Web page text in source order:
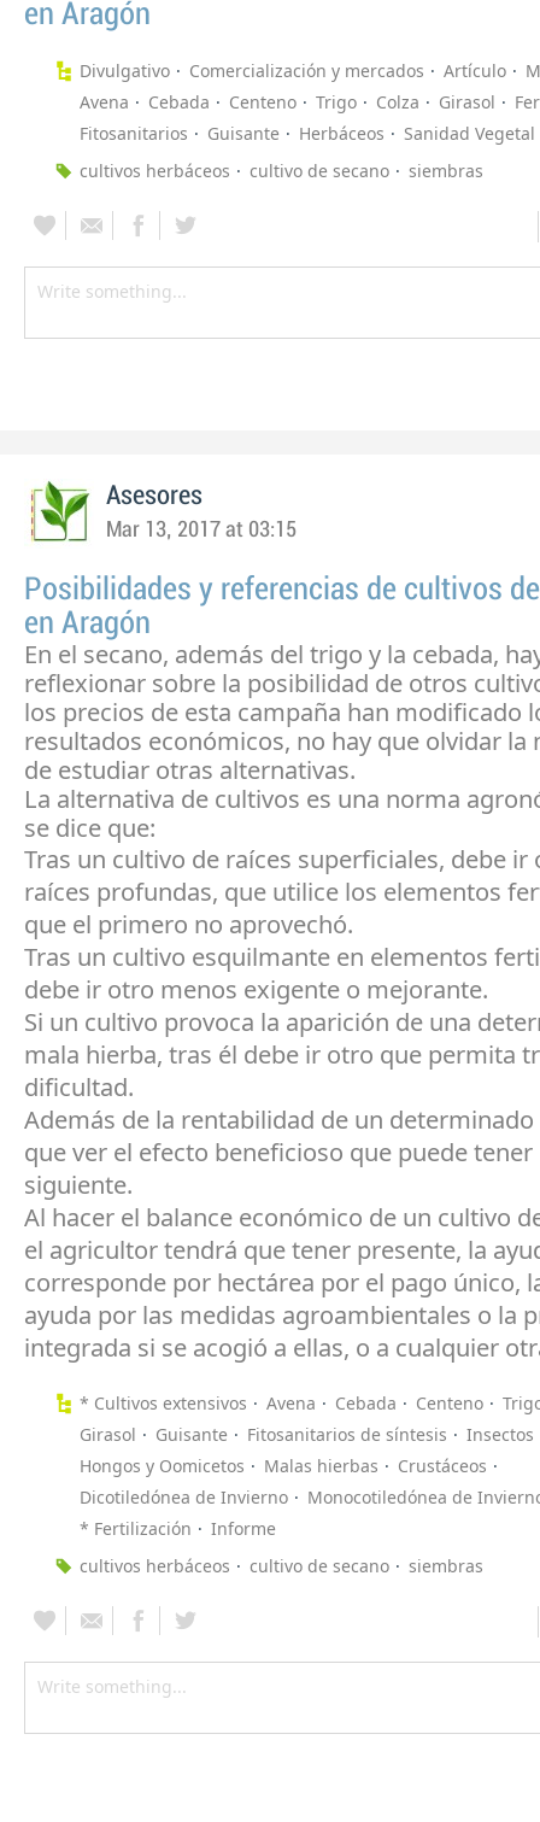
en Aragón
Divulgativo Comercialización y mercados Artículo
Avena
Cebada Centeno Trigo Colza Girasol
Fitosanitarios
Guisante Herbáceos
Sanidad Vegetal
cultivos herbáceos
cultivo de secano siembras
Asesores
Mar 13, 2017 at 03:15
Posibilidades y referencias de cultivos
en Aragón
En el secano, además del trigo y la cebada,
reflexionar sobre la posibilidad de otros
los precios de esta campaña han modificado
resultados económicos, no hay que olvidar la
de estudiar otras alternativas.
La alternativa de cultivos es una norma
se dice que:
Tras un cultivo de raíces superficiales, debe ir
raíces profundas, que utilice los elementos
que el primero no aprovechó.
Tras un cultivo esquilmante en elementos
debe ir otro menos exigente o mejorante.
Si un cultivo provoca la aparición de una
mala hierba, tras él debe ir otro que permita
dificultad.
Además de la rentabilidad de un
que ver el efecto beneficioso que puede tener
siguiente.
Al hacer el balance económico de un cultivo
el agricultor tendrá que tener presente, la
corresponde por hectárea por el pago único,
ayuda por las medidas agroambientales o la
integrada si se acogió a ellas, o a cualquier
* Cultivos extensivos Avena Cebada Centeno
Girasol
Guisante Fitosanitarios de síntesis
Insectos
Hongos y Oomicetos
Malas hierbas
Crustáceos
Dicotiledónea de Invierno
Monocotiledónea de
* Fertilización
Informe
cultivos herbáceos
cultivo de secano siembras